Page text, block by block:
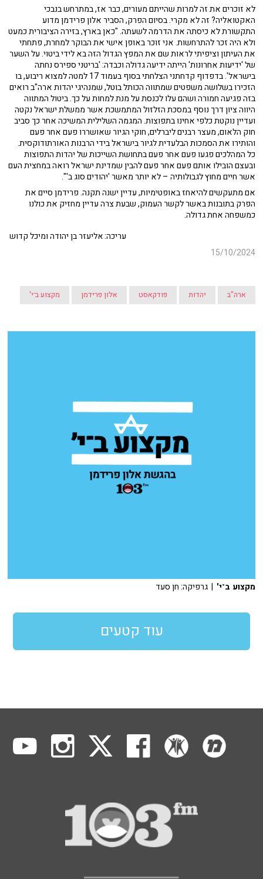
לא זוכרים את זה למרות שהייתם מעורים, כבר אז, במתרחש בנבכי
האקטואליה? זה לא מקרי. בסיום הפרק, הסביר אלון פרידמן מדוע
התקשורת לא כיסתה את הדרמה לשעתה. "כאן בארץ, בזירה הציבורית כמעט
ולא היה זכר להתרחשות. אני זוכר באופן אישי את הבוקר למחרת, פתחתי
את העיתון וציפיתי לראות שם את המפץ הגדול הזה בא לידי ביטוי. על השער
של 'ידיעות אחרונות' הייתה ידיעה גדולה וכבדה: 'בריטני ספירס נחתה
בישראל'. בדפדוף קדחתני הצלחתי בסוף בעמוד 17 למטה למצוא ריבוע, בו
הזכירו בשלושה משפטים שמתווה הכותל בוטל, שמנהיגי יהדות ארה"ב רואים
בזה פגיעה חמורה ושהם עלו לכנסת על מנת למחות על כך. ביטול המתווה
היווה ציון דרך נוסף במסכת הזלזול המתמשכת אשר ממשלת ישראל נקטה
ועדיין נוקטת כלפי אחינו בתפוצות. המגמה השלילית המשיכה אחר כך סביב
חוק הלאום, מעצר רבנים ליברלים, חוקי הגיור שאושררו פעם אחר פעם
והותירו את הסמכות הבלעדית לגיור בישראל בידי הרבנות האורתודוקסית.
כל המהלכים פגעו פעם אחר פעם בתחושת השייכות של יהדות התפוצות
ובעצם הובילו אותם פעם אחר פעם להבין שמדינת ישראל רואה במחצית העם
אשר חיים מחוץ לגבולותיה – לא יותר מאשר 'יהודים סוג ב'".
אם מתעקשים להיאחז באופטימיות, עדיין ישנה תקנה. פרידמן סיים את
הפרק בתובנות באשר לקשר העמוק, שבעת צרה עדיין מחזיק את כולנו
כמשפחה אחת גדולה.
עריכה: אליעזר בן יהודה ומיכל קדוש
15/10/2024
ארה"ב יהדות פודקאסט אלון פרידמן מקצוע ב־י'
מקצוע ב־י' | גרפיקה: חן סעד
עוד קטעים